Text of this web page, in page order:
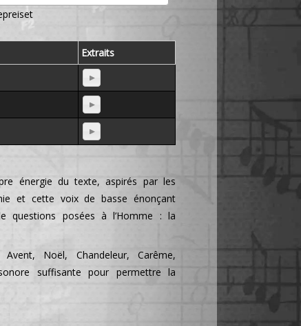
Extraits
énergie du texte, aspirés par les
et cette voix de basse énonçant
questions posées à l’Homme : la
Noël, Chandeleur, Carême,
suffisante pour permettre la